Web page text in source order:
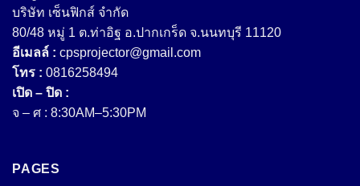
บริษัท เซ็นฟิกส์ จํากัด
80/48 หมู่ 1 ต.ท่าอิฐ อ.ปากเกร็ด จ.นนทบุรี 11120
อีเมลล์ : cpsprojector@gmail.com
โทร : 0816258494
เปิด – ปิด :
จ – ศ : 8:30AM–5:30PM
PAGES